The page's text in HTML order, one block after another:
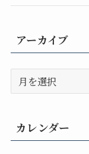
アーカイブ
ー
ブ
カレンダー